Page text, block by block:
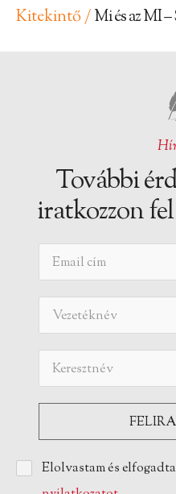
Kitekintő /Mi és az MI –
További
iratkozzon
Elolvastam és